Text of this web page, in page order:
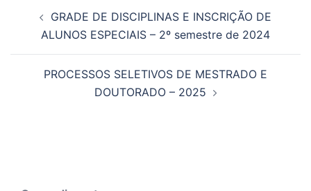
GRADE DE DISCIPLINAS E INSCRIÇÃO DE
ALUNOS ESPECIAIS – 2º semestre de 2024
PROCESSOS SELETIVOS DE MESTRADO E
DOUTORADO – 2025